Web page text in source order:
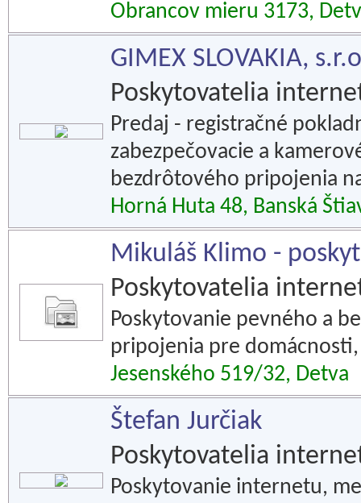
Obrancov mieru 3173,
GIMEX SLOVAKIA,
Poskytovatelia
Predaj - registračné
zabezpečovacie a
bezdrôtového pripojenia
Horná Huta 48, Banská
Mikuláš Klimo -
Poskytovatelia
Poskytovanie pevného a
pripojenia pre
Jesenského 519/32, Detva
Štefan Jurčiak
Poskytovatelia
Poskytovanie internetu,